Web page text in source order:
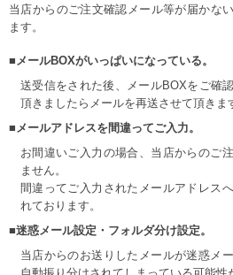
当店からのご注文確認メール等が届かな
ます。
■メールBOXがいっぱいになっている。
送受信をされた後、メールBOXをご確
頂きましたらメールを再送させて頂きま
■メールアドレスを間違ってご入力。
お間違いご入力の場合、当店からのご
ません。
間違ってご入力されたメールアドレス
れております。
■迷惑メール設定・フォルダ分け設定。
当店からのお送りしたメールが迷惑メ